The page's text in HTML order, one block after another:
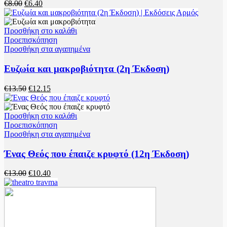
€8.00 Original
price
was:
€8.00.
€6.40Η
τρέχουσα
τιμή
είναι:
€6.40.
Προσθήκη στο καλάθι
Προεπισκόπηση
Προσθήκη στα αγαπημένα
Ευζωία και μακροβιότητα (2η Έκδοση)
€13.50 Original
price
was:
€13.50.
€12.15Η
τρέχουσα
τιμή
είναι:
€12.15.
Προσθήκη στο καλάθι
Προεπισκόπηση
Προσθήκη στα αγαπημένα
Ένας Θεός που έπαιζε κρυφτό (12η Έκδοση)
€13.00 Original
price
€10.40Η
τρέχουσα